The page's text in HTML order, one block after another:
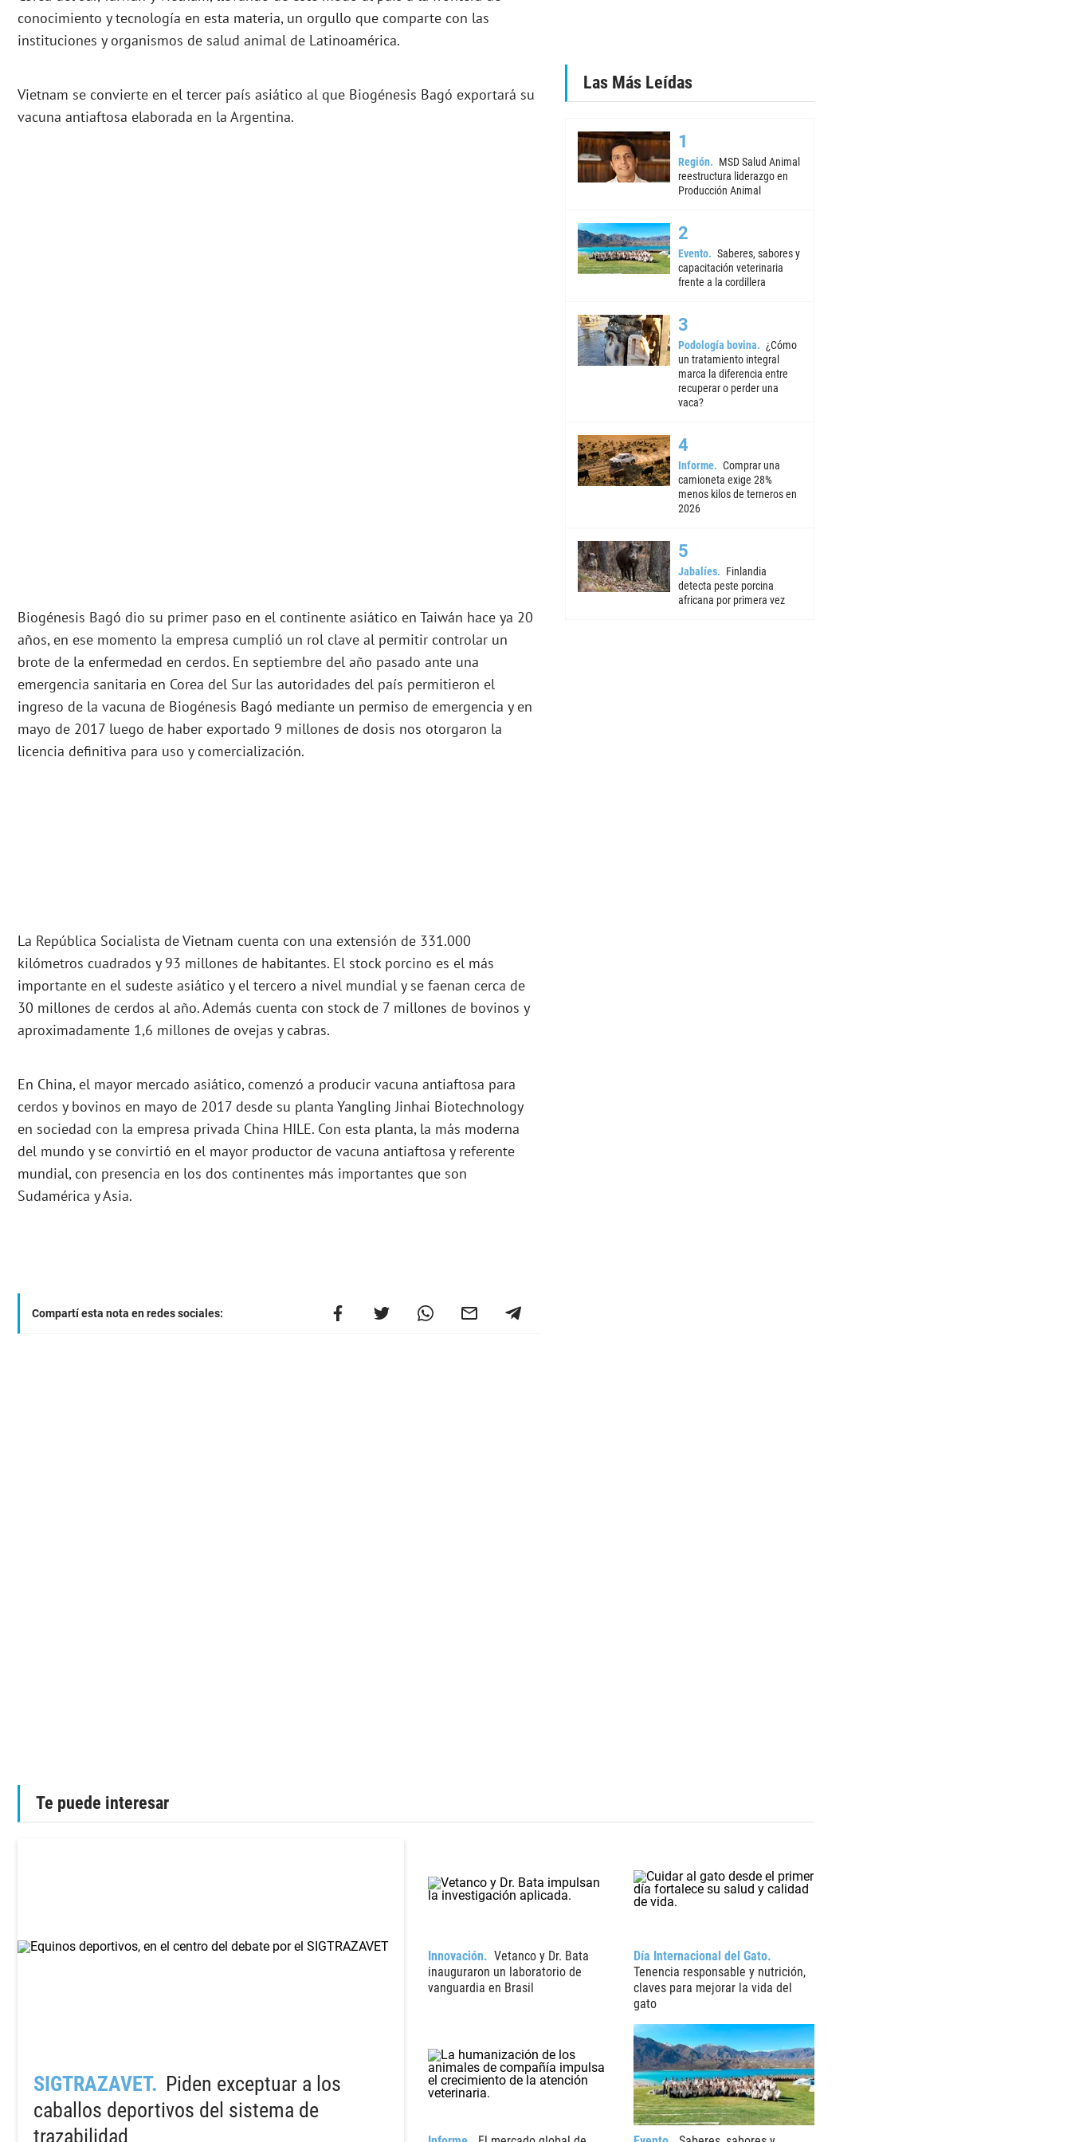
conocimiento y tecnología en esta materia, un orgullo que comparte con las
instituciones y organismos de salud animal de Latinoamérica.
Vietnam se convierte en el tercer país asiático al que Biogénesis Bagó exportará su
vacuna antiaftosa elaborada en la Argentina.
Biogénesis Bagó dio su primer paso en el continente asiático en Taiwán hace ya 20
años, en ese momento la empresa cumplió un rol clave al permitir controlar un
brote de la enfermedad en cerdos. En septiembre del año pasado ante una
emergencia sanitaria en Corea del Sur las autoridades del país permitieron el
ingreso de la vacuna de Biogénesis Bagó mediante un permiso de emergencia y en
mayo de 2017 luego de haber exportado 9 millones de dosis nos otorgaron la
licencia definitiva para uso y comercialización.
La República Socialista de Vietnam cuenta con una extensión de 331.000
kilómetros cuadrados y 93 millones de habitantes. El stock porcino es el más
importante en el sudeste asiático y el tercero a nivel mundial y se faenan cerca de
30 millones de cerdos al año. Además cuenta con stock de 7 millones de bovinos y
aproximadamente 1,6 millones de ovejas y cabras.
En China, el mayor mercado asiático, comenzó a producir vacuna antiaftosa para
cerdos y bovinos en mayo de 2017 desde su planta Yangling Jinhai Biotechnology
en sociedad con la empresa privada China HILE. Con esta planta, la más moderna
del mundo y se convirtió en el mayor productor de vacuna antiaftosa y referente
mundial, con presencia en los dos continentes más importantes que son
Sudamérica y Asia.
Compartí esta nota en redes sociales:
Las Más Leídas
Región
MSD Salud Animal
reestructura liderazgo en
Producción Animal
Evento
Saberes, sabores y
capacitación veterinaria
frente a la cordillera
Podología bovina
¿Cómo
un tratamiento integral
marca la diferencia entre
recuperar o perder una
vaca?
Informe
Comprar una
camioneta exige 28%
menos kilos de terneros en
2026
Jabalíes
Finlandia
detecta peste porcina
africana por primera vez
Te puede interesar
SIGTRAZAVET
Piden exceptuar a los
caballos deportivos del sistema de
trazabilidad
Innovación
Vetanco y Dr. Bata
inauguraron un laboratorio de
vanguardia en Brasil
Día Internacional del Gato
Tenencia responsable y nutrición,
claves para mejorar la vida del
gato